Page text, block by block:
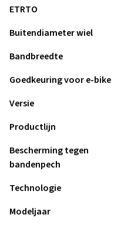
ETRTO
Buitendiameter wiel
Bandbreedte
Goedkeuring voor e-bike
Versie
Productlijn
Bescherming tegen
bandenpech
Technologie
Modeljaar